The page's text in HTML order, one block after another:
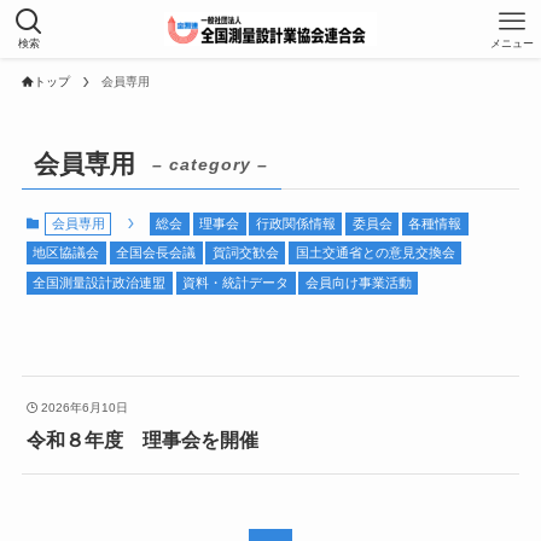
検索 メニュー
トップ 会員専用
会員専用 – category –
会員専用 総会 理事会 行政関係情報 委員会 各種情報
地区協議会 全国会長会議 賀詞交歓会 国土交通省との意見交換会
全国測量設計政治連盟 資料・統計データ 会員向け事業活動
2026年6月10日
令和８年度 理事会を開催